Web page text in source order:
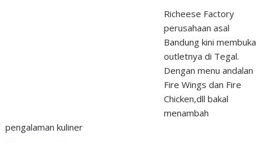
Richeese Factory
perusahaan asal
Bandung kini membuka
outletnya di Tegal.
Dengan menu andalan
Fire Wings dan Fire
Chicken,dll bakal
menambah
pengalaman kuliner